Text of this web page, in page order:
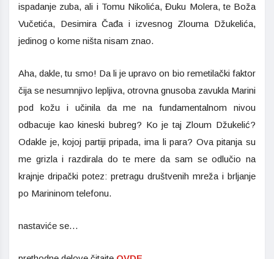
ispadanje zuba, ali i Tomu Nikolića, Đuku Molera, te Boža
Vučetića, Desimira Čađa i izvesnog Zlouma Džukelića,
jedinog o kome ništa nisam znao.
Aha, dakle, tu smo! Da li je upravo on bio remetilački faktor
čija se nesumnjivo lepljiva, otrovna gnusoba zavukla Marini
pod kožu i učinila da me na fundamentalnom nivou
odbacuje kao kineski bubreg? Ko je taj Zloum Džukelić?
Odakle je, kojoj partiji pripada, ima li para? Ova pitanja su
me grizla i razdirala do te mere da sam se odlučio na
krajnje dripački potez: pretragu društvenih mreža i brljanje
po Marininom telefonu.
nastaviće se…